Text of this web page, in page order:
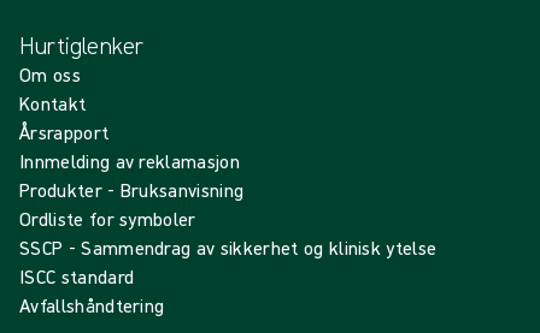
Hurtiglenker
Om oss
Kontakt
Årsrapport
Innmelding av reklamasjon
Produkter - Bruksanvisning
Ordliste for symboler
SSCP - Sammendrag av sikkerhet og klinisk ytelse
ISCC standard
Avfallshåndtering